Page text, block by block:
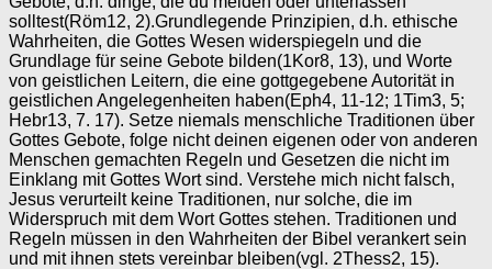
solltest(Röm12, 2).Grundlegende Prinzipien, d.h. ethische
Wahrheiten, die Gottes Wesen widerspiegeln und die
Grundlage für seine Gebote bilden(1Kor8, 13), und Worte
von geistlichen Leitern, die eine gottgegebene Autorität in
geistlichen Angelegenheiten haben(Eph4, 11-12; 1Tim3, 5;
Hebr13, 7. 17). Setze niemals menschliche Traditionen über
Gottes Gebote, folge nicht deinen eigenen oder von anderen
Menschen gemachten Regeln und Gesetzen die nicht im
Einklang mit Gottes Wort sind. Verstehe mich nicht falsch,
Jesus verurteilt keine Traditionen, nur solche, die im
Widerspruch mit dem Wort Gottes stehen. Traditionen und
Regeln müssen in den Wahrheiten der Bibel verankert sein
und mit ihnen stets vereinbar bleiben(vgl. 2Thess2, 15).